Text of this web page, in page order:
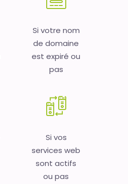
Si votre nom
de domaine
est expiré ou
pas
Si vos
services web
sont actifs
ou pas